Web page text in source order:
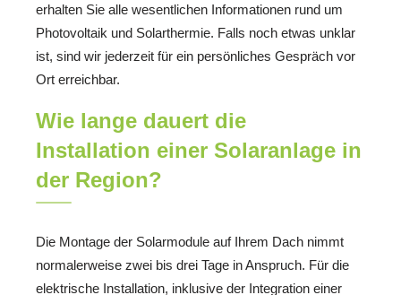
erhalten Sie alle wesentlichen Informationen rund um
Photovoltaik und Solarthermie. Falls noch etwas unklar
ist, sind wir jederzeit für ein persönliches Gespräch vor
Ort erreichbar.
Wie lange dauert die
Installation einer Solaranlage in
der Region?
Die Montage der Solarmodule auf Ihrem Dach nimmt
normalerweise zwei bis drei Tage in Anspruch. Für die
elektrische Installation, inklusive der Integration einer